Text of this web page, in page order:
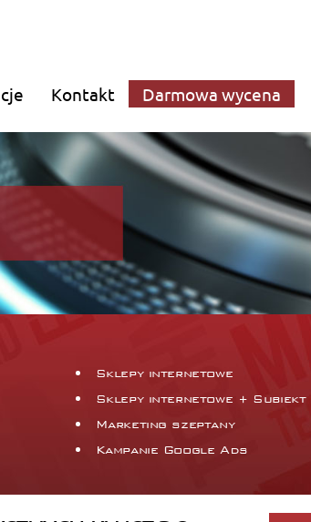
Kontakt Darmowa wycena
Sklepy internetowe
Sklepy internetowe + Subiekt
Marketing szeptany
Kampanie Google Ads